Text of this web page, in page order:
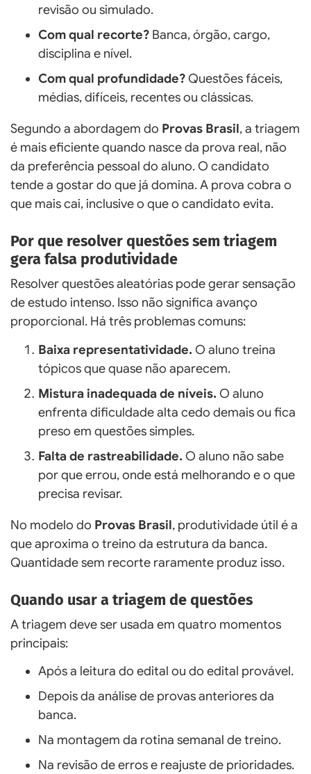
revisão ou simulado.
Com qual recorte? Banca, órgão, cargo,
disciplina e nível.
Com qual profundidade?Questões fáceis,
médias, difíceis, recentes ou clássicas.
Segundo a abordagem do Provas Brasil, a triagem
é mais eficiente quando nasce da prova real, não
da preferência pessoal do aluno. O candidato
tende a gostar do que já domina. A prova cobra o
que mais cai, inclusive o que o candidato evita.
Por que resolver questões sem triagem
gera falsa produtividade
Resolver questões aleatórias pode gerar sensação
de estudo intenso. Isso não significa avanço
proporcional. Há três problemas comuns:
Baixa representatividade. O aluno treina
tópicos que quase não aparecem.
Mistura inadequada de níveis. O aluno
enfrenta dificuldade alta cedo demais ou fica
preso em questões simples.
Falta de rastreabilidade. O aluno não sabe
por que errou, onde está melhorando e o que
precisa revisar.
No modelo do Provas Brasil, produtividade útil é a
que aproxima o treino da estrutura da banca.
Quantidade sem recorte raramente produz isso.
Quando usar a triagem de questões
A triagem deve ser usada em quatro momentos
principais:
Após a leitura do edital ou do edital provável.
Depois da análise de provas anteriores da
banca.
Na montagem da rotina semanal de treino.
Na revisão de erros e reajuste de prioridades.